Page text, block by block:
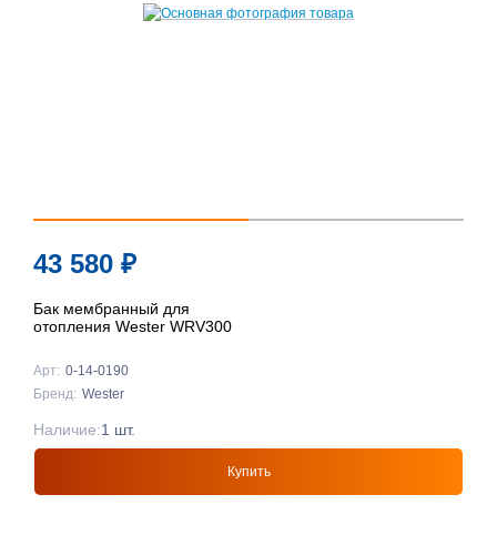
43 580 ₽
Бак мембранный для
отопления Wester WRV300
Арт: 0-14-0190
Бренд: Wester
Купить
Наличие:1 шт.